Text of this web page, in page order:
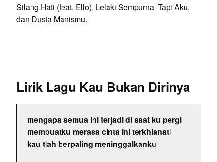
Silang Hati (feat. Ello), Lelaki Sempurna, Tapi Aku,
dan Dusta Manismu.
Lirik Lagu Kau Bukan Dirinya
mengapa semua ini terjadi di saat ku pergi
membuatku merasa cinta ini terkhianati
kau tlah berpaling meninggalkanku